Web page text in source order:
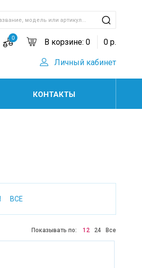
0 В корзине: 0 0 р.
Личный кабинет
КОНТАКТЫ
ВСЕ
Показывать по: 12 24 Все